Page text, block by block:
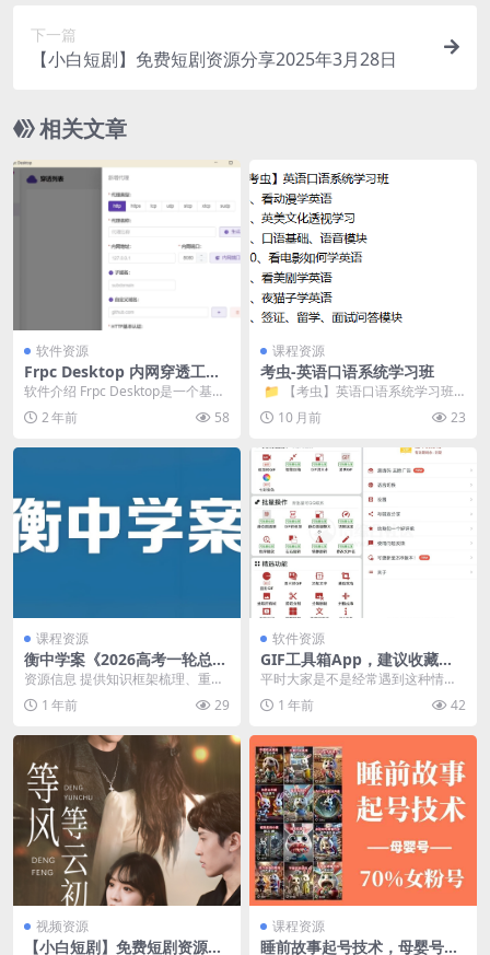
下一篇
【小白短剧】免费短剧资源分享2025年3月28日
相关文章
软件资源
Frpc Desktop 内网穿透工具
v1.1.5
软件介绍 Frpc Desktop是一个基于
FRP（Fast Reverse P...
2 年前 58
课程资源
考虫-英语口语系统学习班
​ 📁 【考虫】英语口语系统学习班
📁 4、看动漫学英语 &nbs...
10 月前 23
课程资源
衡中学案《2026高考一轮总复
习·全九科 (学案+练案+教参)
资源信息 提供知识框架梳理、重难
点解析及复习方法指导，配套PPT
课件辅助教学。2...
1 年前 29
软件资源
GIF工具箱App，建议收藏这
款刚需神器，GIF编辑功能太
平时大家是不是经常遇到这种情
况：看到有趣的动态图想自己制
作，或者想编辑已有的 G...
1 年前 42
视频资源
【小白短剧】免费短剧资源分
课程资源
睡前故事起号技术，母婴号涨